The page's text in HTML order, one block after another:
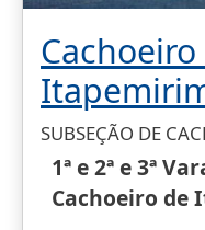
SUBSEÇÃO DE
1ª e 2ª e 3ª
Cachoeiro de